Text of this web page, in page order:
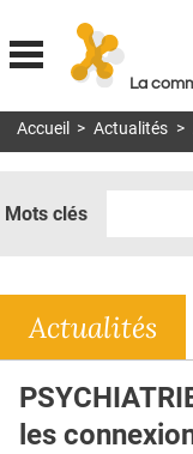
La
MON COMPTE
DOSSIERS
RÉSEAUX
E-REVUE SAD
Accueil > Actualités >
Mots clés
Actualités
les